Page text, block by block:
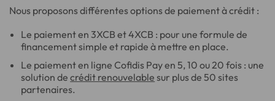
Nous proposons différentes options de paiement à crédit :
Le paiement en 3XCB et 4XCB : pour une formule de
financement simple et rapide à mettre en place.
Le paiement en ligne Cofidis Pay en 5, 10 ou 20 fois : une
solution decrédit renouvelable sur plus de 50 sites
partenaires.